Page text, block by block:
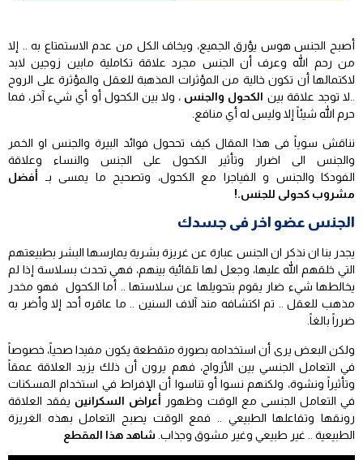
أصبح الجنس هوس يؤرق الجميع، ويخاف الكل من عدم الاستمتاع به .. إلا
من رحم الله وعرف أن الجنس مجرد علاقة تكاملية مابين زوجين لابد
لاكتمالها أن تكون خالية من المؤثرات المذهبة للعقل والمؤثرة على الروح
..لا توجد علاقة بين الكحول والجنس ، ولا بين الكحول أو أي شيء آخر، فما
حرم الله شيئاً إلا وليس له أي منافع.
نناقش سوياً فى هذا المقال كيف تححول فوائد البيرة والجنس او الخمر
والجنس الى اضرار وتأثير الكحول على الجنس والنساء وعلاقة
الفودكا والجنس و الفياجرا مع الكحول، وتصحيح ما يمسى بـ أفضل
مشروب كحولى للجنس.!
الجنس عضو اخر فى جسدك
يجدر بنا ان نذكر ان الجنس عبارة عن غريزة بشرية يمارسها البشر بطبيعتهم
التي خلقهم الله عليها، وجعل لها تلقائية بينهم، فهي تحدث بسلاسة إذا لم
يخالطها شيء ضار يقوم بتحويلها عن سلاستها .. أما الكحول فهو مخدر
مذهب للعقل .. تم اكتشافه منذ آلاف السنين .. ما عاقره أحد إلا وأضر به
ضرراً بالغاً.
ولكن البعض يرى أن استخدامه بصورة متقطعة يكون مفيدا صحياً، خصوصاً
في التعامل الجنسي بين الأزواج، فهم يرون أن ذلك يزيد العلاقة عمقاً
وتأثيراً ونشوة، ولكنهم نسوا أو تناسوا أن الإفراط في استخدام المسكنات
في التعامل الجنسى مع الوقت وظهور أعراض السكرانين يفقد العلاقة
رونقها وتفاعلها الطبيعي .. فمع الوقت يصبح التعامل بهذه الغريزة
الطبيعية .. غير طبيعي وغير مشوق وجذاب. شاهد هذا المقطع